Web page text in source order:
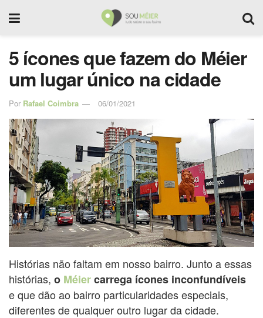
5 ícones que fazem do Méier
um lugar único na cidade
Por Rafael Coimbra 06/01/2021
Histórias não faltam em nosso bairro. Junto a essas
histórias, o Méiercarrega ícones inconfundíveis
e que dão ao bairro particularidades especiais,
diferentes de qualquer outro lugar da cidade.